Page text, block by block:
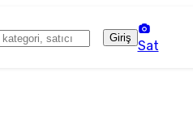
Giriş
Sat